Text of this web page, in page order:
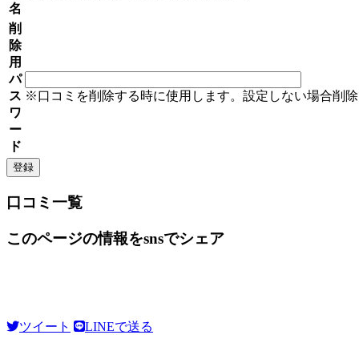
名
削
除
用
パ
ス
ワ
ー
ド
※口コミを削除する時に使用します。設定しない場合削
口コミ一覧
このページの情報をsnsでシェア
ツイート LINEで送る